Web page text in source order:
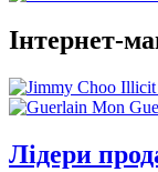
Annick Goutal
Aramis
Armand Basi
Azzaro
Інтернет-
Лідери